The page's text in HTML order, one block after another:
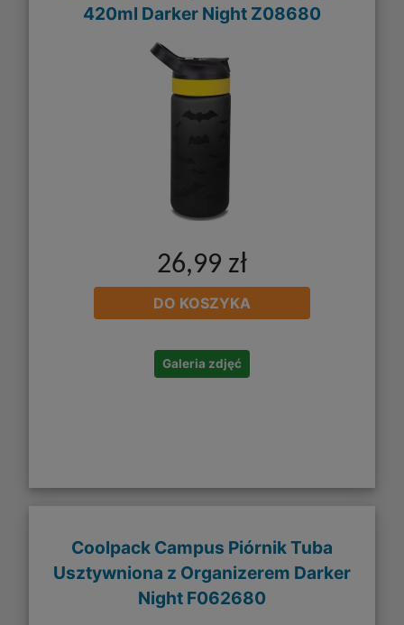
420ml Darker Night Z08680
26,99 zł
DO KOSZYKA
Galeria zdjęć
Coolpack Campus Piórnik Tuba
Usztywniona z Organizerem Darker
Night F062680